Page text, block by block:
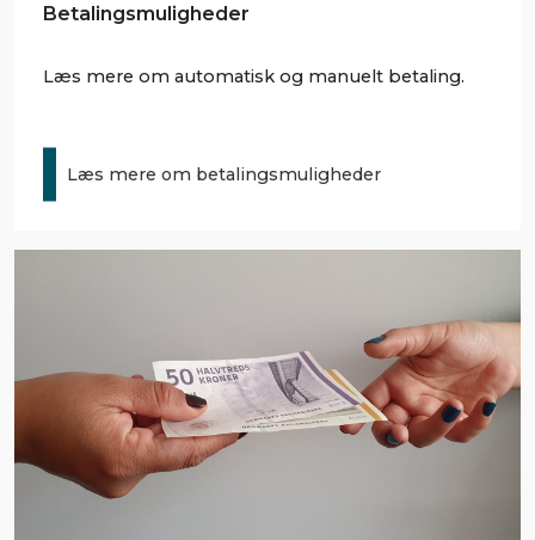
Betalingsmuligheder
Læs mere om automatisk og manuelt betaling.
Læs mere om betalingsmuligheder